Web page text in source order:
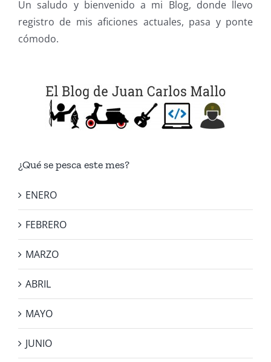
Un saludo y bienvenido a mi Blog, donde llevo
registro de mis aficiones actuales, pasa y ponte
cómodo.
¿Qué se pesca este mes?
ENERO
FEBRERO
MARZO
ABRIL
MAYO
JUNIO